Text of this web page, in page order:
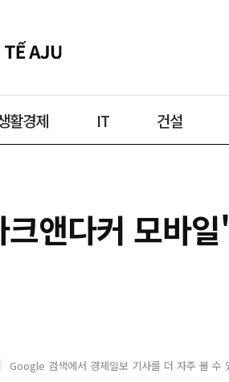
활경제 IT 건설
앤다커 모바
Google 검색에서 경제일보 기사를 더 자주 볼 수